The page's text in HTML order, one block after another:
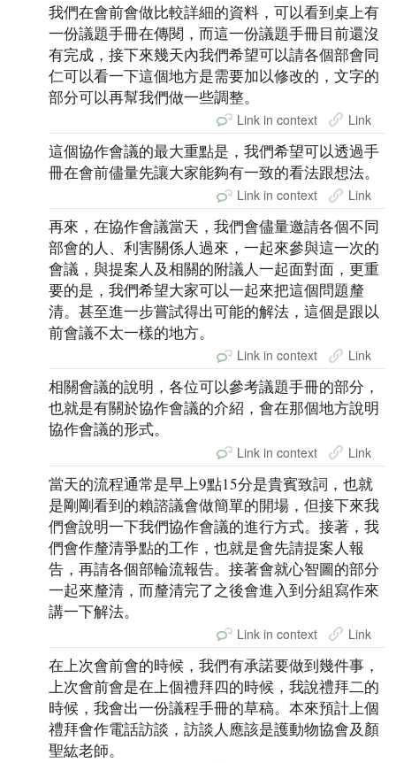
我們在會前會做比較詳細的資料，可以看到桌上有
一份議題手冊在傳閱，而這一份議題手冊目前還沒
有完成，接下來幾天內我們希望可以請各個部會同
仁可以看一下這個地方是需要加以修改的，文字的
部分可以再幫我們做一些調整。
Link in context Link
這個協作會議的最大重點是，我們希望可以透過手
冊在會前儘量先讓大家能夠有一致的看法跟想法。
Link in context Link
再來，在協作會議當天，我們會儘量邀請各個不同
部會的人、利害關係人過來，一起來參與這一次的
會議，與提案人及相關的附議人一起面對面，更重
要的是，我們希望大家可以一起來把這個問題釐
清。甚至進一步嘗試得出可能的解法，這個是跟以
前會議不太一樣的地方。
Link in context Link
相關會議的說明，各位可以參考議題手冊的部分，
也就是有關於協作會議的介紹，會在那個地方說明
協作會議的形式。
Link in context Link
當天的流程通常是早上9點15分是貴賓致詞，也就
是剛剛看到的賴諮議會做簡單的開場，但接下來我
們會說明一下我們協作會議的進行方式。接著，我
們會作釐清爭點的工作，也就是會先請提案人報
告，再請各個部輪流報告。接著會就心智圖的部分
一起來釐清，而釐清完了之後會進入到分組寫作來
講一下解法。
Link in context Link
在上次會前會的時候，我們有承諾要做到幾件事，
上次會前會是在上個禮拜四的時候，我說禮拜二的
時候，我會出一份議程手冊的草稿。本來預計上個
禮拜會作電話訪談，訪談人應該是護動物協會及顏
聖紘老師。